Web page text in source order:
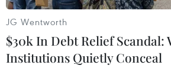
trường.
sử dụng ụ nổi đưa ra giữa lòng
địa bàn xã Mỹ Hòa, huyện
JG Wentworth
$30k In Debt Relief Scandal:
Institutions Quietly Conceal